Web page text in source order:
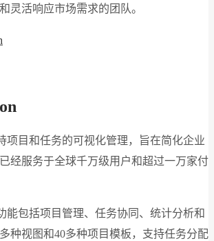
灵活响应市场需求的团队。
项目和任务的可视化管理，旨在简化企业
经服务于全球千万级用户和超过一万家付
能包括项目管理、任务协同、统计分析和
种视图和40多种项目模板，支持任务分配